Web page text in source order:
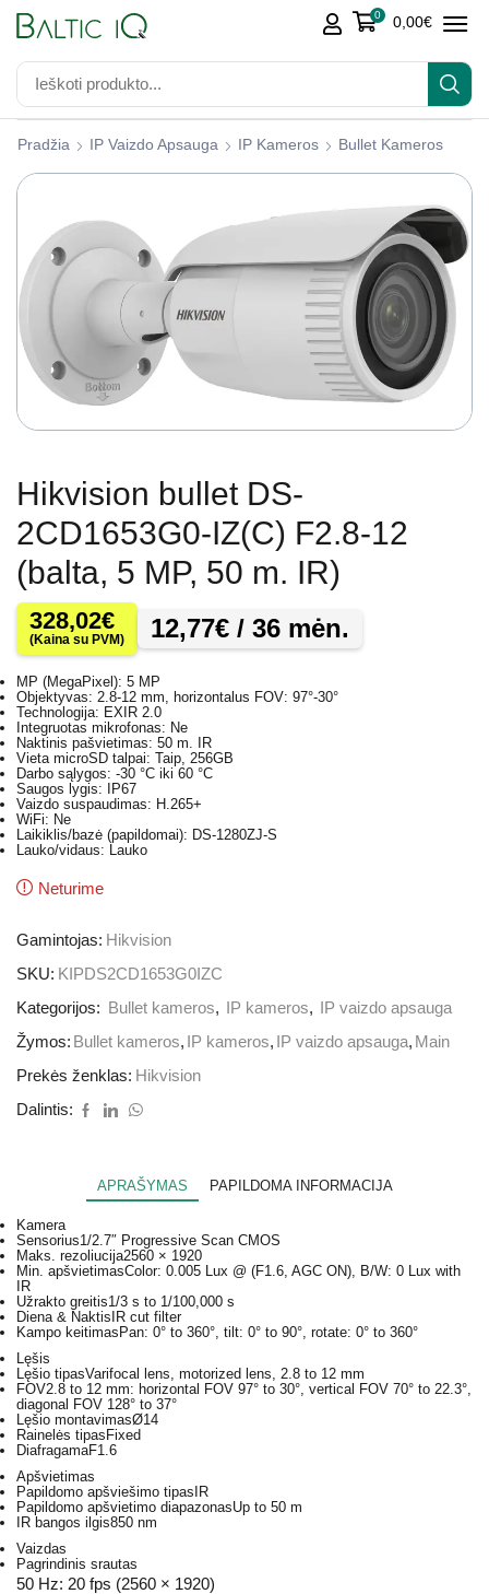
0 0,00€
Pradžia IP Vaizdo Apsauga IP Kameros Bullet Kameros
Hikvision bullet DS-
2CD1653G0-IZ(C) F2.8-12
(balta, 5 MP, 50 m. IR)
328,02€
(Kaina su PVM) 12,77€ / 36 mėn.
MP (MegaPixel): 5 MP
Objektyvas: 2.8-12 mm, horizontalus FOV: 97°-30°
Technologija: EXIR 2.0
Integruotas mikrofonas: Ne
Naktinis pašvietimas: 50 m. IR
Vieta microSD talpai: Taip, 256GB
Darbo sąlygos: -30 °C iki 60 °C
Saugos lygis: IP67
Vaizdo suspaudimas: H.265+
WiFi: Ne
Laikiklis/bazė (papildomai): DS-1280ZJ-S
Lauko/vidaus: Lauko
Neturime
Gamintojas: Hikvision
SKU: KIPDS2CD1653G0IZC
Kategorijos:
Bullet kameros, IP kameros,
IP vaizdo apsauga
Žymos: Bullet kameros, IP kameros, IP vaizdo apsauga, Main
Prekės ženklas: Hikvision
Dalintis:
APRAŠYMAS PAPILDOMA INFORMACIJA
Kamera
Sensorius1/2.7″ Progressive Scan CMOS
Maks. rezoliucija2560 × 1920
Min. apšvietimasColor: 0.005 Lux @ (F1.6, AGC ON), B/W: 0 Lux with
IR
Užrakto greitis1/3 s to 1/100,000 s
Diena & Naktis IR cut filter
Kampo keitimas Pan: 0° to 360°, tilt: 0° to 90°, rotate: 0° to 360°
Lęšis
Lęšio tipasVarifocal lens, motorized lens, 2.8 to 12 mm
FOV2.8 to 12 mm: horizontal FOV 97° to 30°, vertical FOV 70° to 22.3°,
diagonal FOV 128° to 37°
Lęšio montavimasØ14
Rainelės tipas Fixed
DiafragamaF1.6
Apšvietimas
Papildomo apšviešimo tipas IR
Papildomo apšvietimo diapazonasUp to 50 m
IR bangos ilgis850 nm
Vaizdas
Pagrindinis srautas
50 Hz: 20 fps (2560 × 1920)